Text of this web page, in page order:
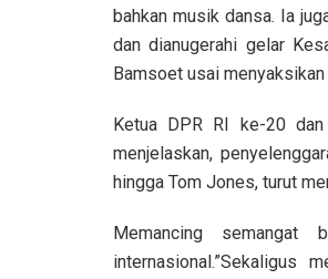
bahkan musik dansa. Ia
dan dianugerahi gelar
Bamsoet usai
Ketua DPR RI ke-20
menjelaskan,
hingga Tom Jones, turut
Memancing
internasional.”Sekaligus